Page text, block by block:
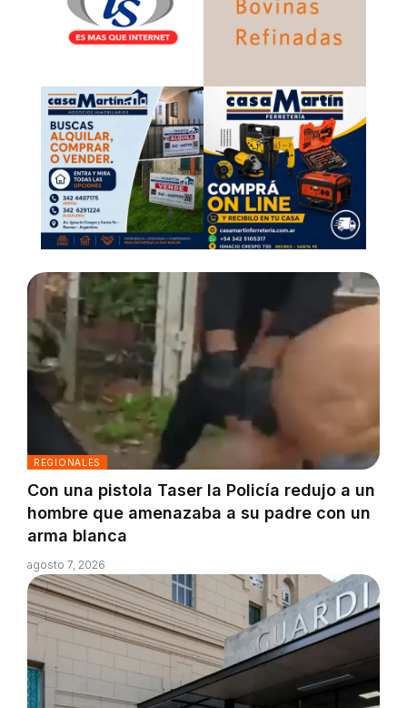
REGIONALES
Con una pistola Taser la Policía redujo a un
hombre que amenazaba a su padre con un
arma blanca
agosto 7, 2026